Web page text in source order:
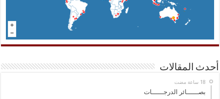
أحدث المقالات
بصــــــائر الدرجــــــات